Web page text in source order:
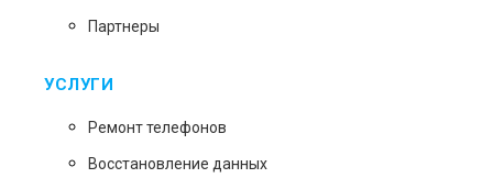
Партнеры
УСЛУГИ
Ремонт телефонов
Восстановление данных